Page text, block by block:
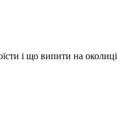
і що випити на околиці